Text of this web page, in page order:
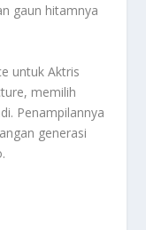
gaun hitamnya
untuk Aktris
memilih
Penampilannya
generasi